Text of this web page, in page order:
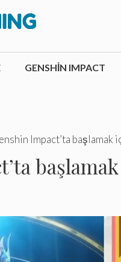
GENSHIN IMPACT
Impact’ta başlamak